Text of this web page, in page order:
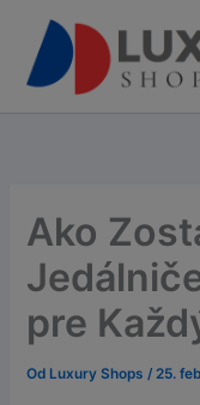
obsah
Ako
pre
Od Luxury Shops/25.